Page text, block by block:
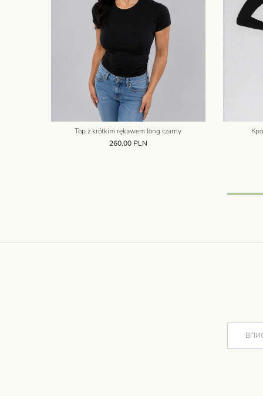
Top z krótkim rękawem long czarny
260.00 PLN